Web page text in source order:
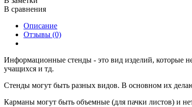
В сравнения
Описание
Отзывы (0)
Информационные стенды - это вид изделий, которые
учащихся и тд.
Стенды могут быть разных видов. В основном их
Карманы могут быть объемные (для пачки листов) и